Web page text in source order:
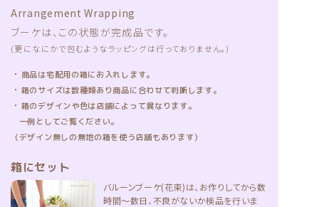
(更になにかで包むようなラッピングは行っておりません。)
・商品は宅配用の箱にお入れします。
・ 箱のデザインや色は店舗によって異なります。
一例としてご覧ください。
（デザイン無しの無地の箱を使う店舗もあります）
箱にセット
す。
検品後、出荷直前に箱にセットされます